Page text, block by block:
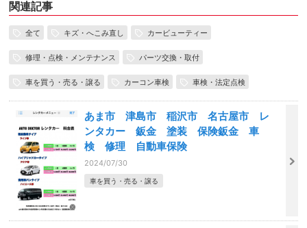
関連記事
全て キズ・へこみ直し カービューティー
修理・点検・メンテナンス パーツ交換・取付
車を買う・売る・譲る カーコン車検 車検・法定点検
あま市 津島市 稲沢市 名古屋市 レ
ンタカー 鈑金 塗装 保険鈑金 車
検 修理 自動車保険
2024/07/30
車を買う・売る・譲る